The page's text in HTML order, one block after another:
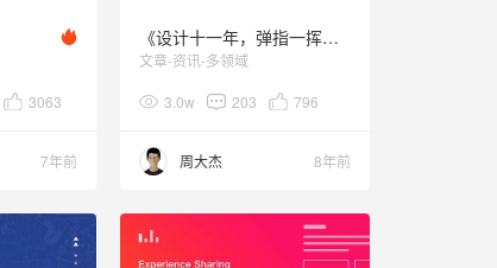
3063
7年前
《设计十一年，弹指一挥间》——再见亦是少年
文章-资讯-多领域
3.0w 203 796
周大杰 8年前